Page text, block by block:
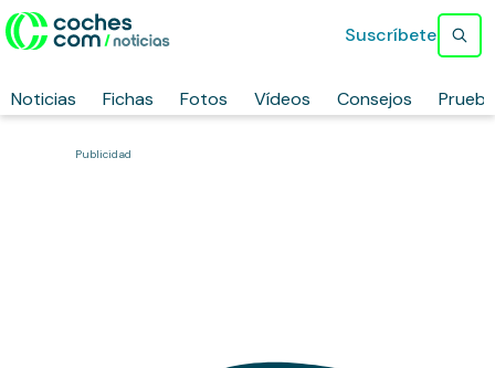
Noticias Fichas Fotos Vídeos Consejos
Suscríbete
Publicidad